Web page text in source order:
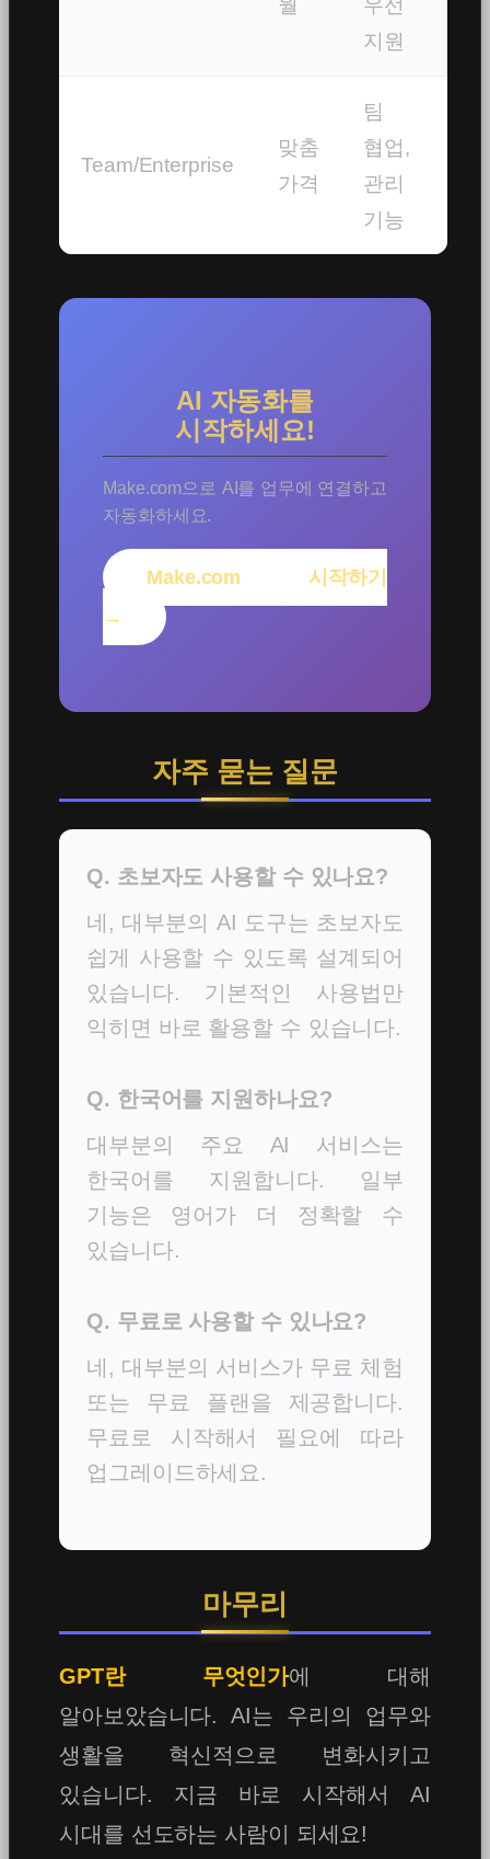
월
우선
지원
Team/Enterprise
맞춤
가격
팀
협업,
관리
기능
AI 자동화를
시작하세요!
Make.com으로 AI를 업무에 연결하고
자동화하세요.
Make.com 시작하기
→
자주 묻는 질문
Q. 초보자도 사용할 수 있나요?
네, 대부분의 AI 도구는 초보자도
쉽게 사용할 수 있도록 설계되어
있습니다. 기본적인 사용법만
익히면 바로 활용할 수 있습니다.
Q. 한국어를 지원하나요?
대부분의 주요 AI 서비스는
한국어를 지원합니다. 일부
기능은 영어가 더 정확할 수
있습니다.
Q. 무료로 사용할 수 있나요?
네, 대부분의 서비스가 무료 체험
또는 무료 플랜을 제공합니다.
무료로 시작해서 필요에 따라
업그레이드하세요.
마무리
GPT란 무엇인가에 대해
알아보았습니다. AI는 우리의 업무와
생활을 혁신적으로 변화시키고
있습니다. 지금 바로 시작해서 AI
시대를 선도하는 사람이 되세요!